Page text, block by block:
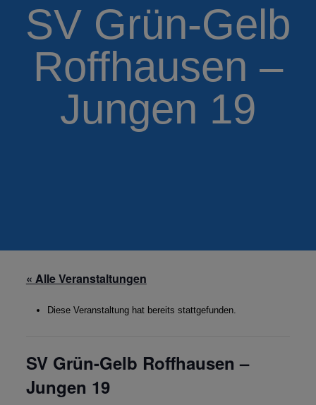
SV Grün-Gelb
Roffhausen –
Jungen 19
« Alle Veranstaltungen
Diese Veranstaltung hat bereits stattgefunden.
SV Grün-Gelb Roffhausen –
Jungen 19